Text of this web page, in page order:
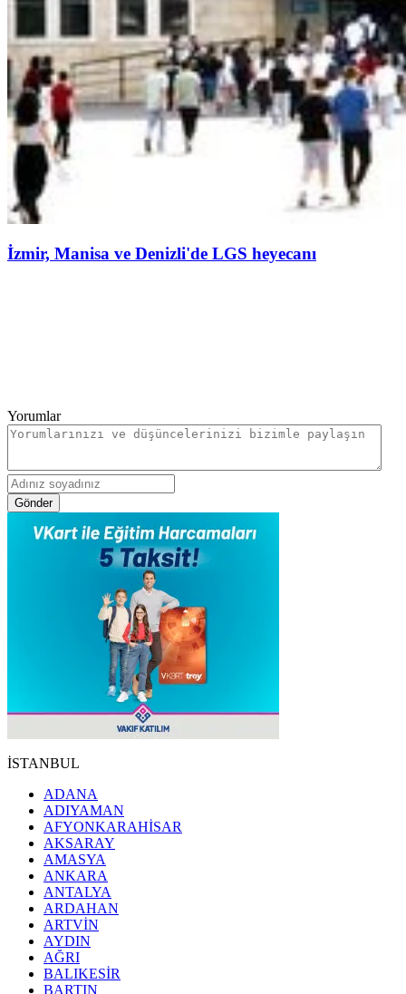
İzmir, Manisa ve Denizli'de LGS heyecanı
Yorumlar
Gönder
İSTANBUL
ADANA
ADIYAMAN
AFYONKARAHİSAR
AKSARAY
AMASYA
ANKARA
ANTALYA
ARDAHAN
ARTVİN
AYDIN
AĞRI
BALIKESİR
BARTIN